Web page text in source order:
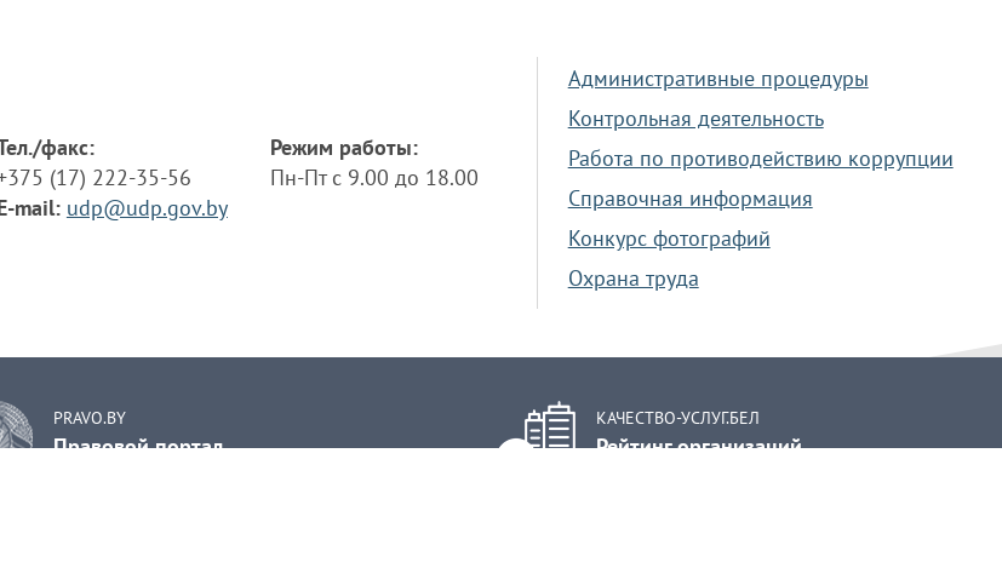
факс:
(17) 222-35-56
mail: udp@udp.gov.by
Режим работы:
Пн-Пт с 9.00 до 18.00
Административные процедуры
Контрольная деятельность
Работа по противодействию коррупции
Справочная информация
Конкурс фотографий
Охрана труда
PRAVO.BY
Правовой портал
КАЧЕСТВО-УСЛУГ.БЕЛ
Рейтинг организаций